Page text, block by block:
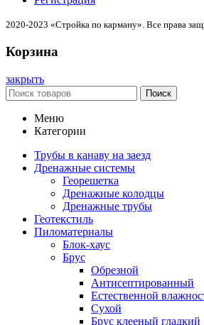
2020-2023 «Стройка по карману». Все права
Корзина
закрыть
Поиск
Меню
Категории
Трубы в канаву на заезд
Дренажные системы
Георешетка
Дренажные колодцы
Дренажные трубы
Геотекстиль
Пиломатериалы
Блок-хаус
Брус
Обрезной
Антисептированный
Естественной
Сухой
Брус клееный гладкий